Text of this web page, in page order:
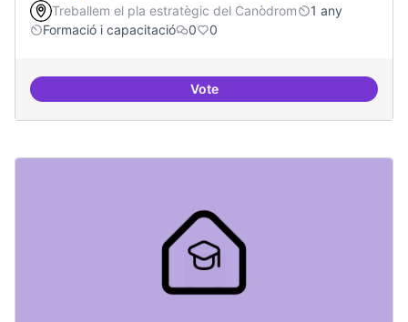
Treballem el pla estratègic del Canòdrom
1 any
Formació i capacitació
0 0
VoteTallers de col·laboració